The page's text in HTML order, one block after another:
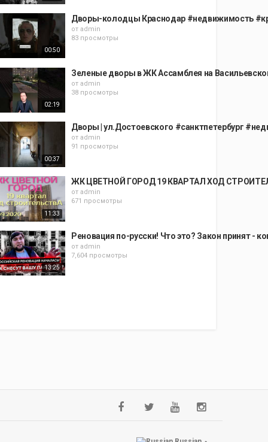
00:50
Дворы-колодцы Краснодар #недвижимость
от admin
83 просмотры
02:19
Зеленые дворы в ЖК Ассамблея на
от admin
38 просмотры
00:37
Дворы | ул.Достоевского #санктпетербург
от admin
91 просмотры
11:33
ЖК ЦВЕТНОЙ ГОРОД 19 КВАРТАЛ ХОД
от admin
671 просмотры
13:25
Реновация по-русски! Что это? Закон принят -
от admin
7,604 просмотры